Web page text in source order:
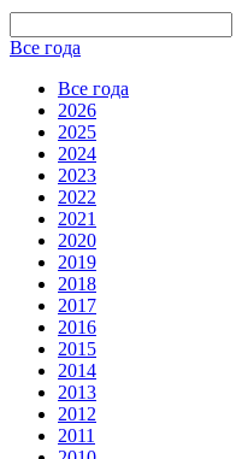
Все года
Все года
2026
2025
2024
2023
2022
2021
2020
2019
2018
2017
2016
2015
2014
2013
2012
2011